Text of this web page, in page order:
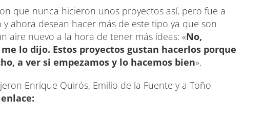
que nunca hicieron unos proyectos así, pero fue a
ahora desean hacer más de este tipo ya que son
aire nuevo a la hora de tener más ideas: «No,
lo dijo. Estos proyectos gustan hacerlos porque
a ver si empezamos y lo hacemos bien».
Enrique Quirós, Emilio de la Fuente y a Toño